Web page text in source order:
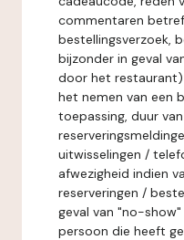
commentaren
bestellingsverzoek,
bijzonder in geval
door het
het nemen van een
toepassing, duur
uitwisselingen /
afwezigheid indien
reserveringen /
geval van "no-
persoon die heeft